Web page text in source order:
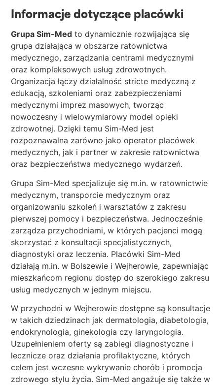
Informacje dotyczące placówki
Grupa Sim-Med to dynamicznie rozwijająca się
grupa działająca w obszarze ratownictwa
medycznego, zarządzania centrami medycznymi
oraz kompleksowych usług zdrowotnych.
Organizacja łączy działalność stricte medyczną z
edukacją, szkoleniami oraz zabezpieczeniami
medycznymi imprez masowych, tworząc
nowoczesny i wielowymiarowy model opieki
zdrowotnej. Dzięki temu Sim-Med jest
rozpoznawalna zarówno jako operator placówek
medycznych, jak i partner w zakresie ratownictwa
oraz bezpieczeństwa medycznego wydarzeń.
Grupa Sim-Med specjalizuje się m.in. w ratownictwie
medycznym, transporcie medycznym oraz
organizowaniu szkoleń i warsztatów z zakresu
pierwszej pomocy i bezpieczeństwa. Jednocześnie
zarządza przychodniami, w których pacjenci mogą
skorzystać z konsultacji specjalistycznych,
diagnostyki oraz leczenia. Placówki Sim-Med
działają m.in. w Bolszewie i Wejherowie, zapewniając
mieszkańcom regionu dostęp do szerokiego zakresu
usług medycznych w jednym miejscu.
W przychodni w Wejherowie dostępne są konsultacje
w takich dziedzinach jak dermatologia, diabetologia,
endokrynologia, ginekologia czy laryngologia.
Uzupełnieniem oferty są zabiegi diagnostyczne i
lecznicze oraz działania profilaktyczne, których
celem jest wczesne wykrywanie chorób i promocja
zdrowego stylu życia. Sim-Med angażuje się także w